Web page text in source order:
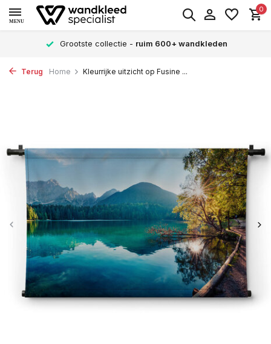
MENU
0
Grootste collectie - ruim 600+ wandkleden
Terug Home Kleurrijke uitzicht op Fusine ...